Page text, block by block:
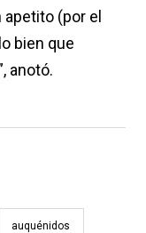
apetito (por el
bien que
anotó.
auquénidos